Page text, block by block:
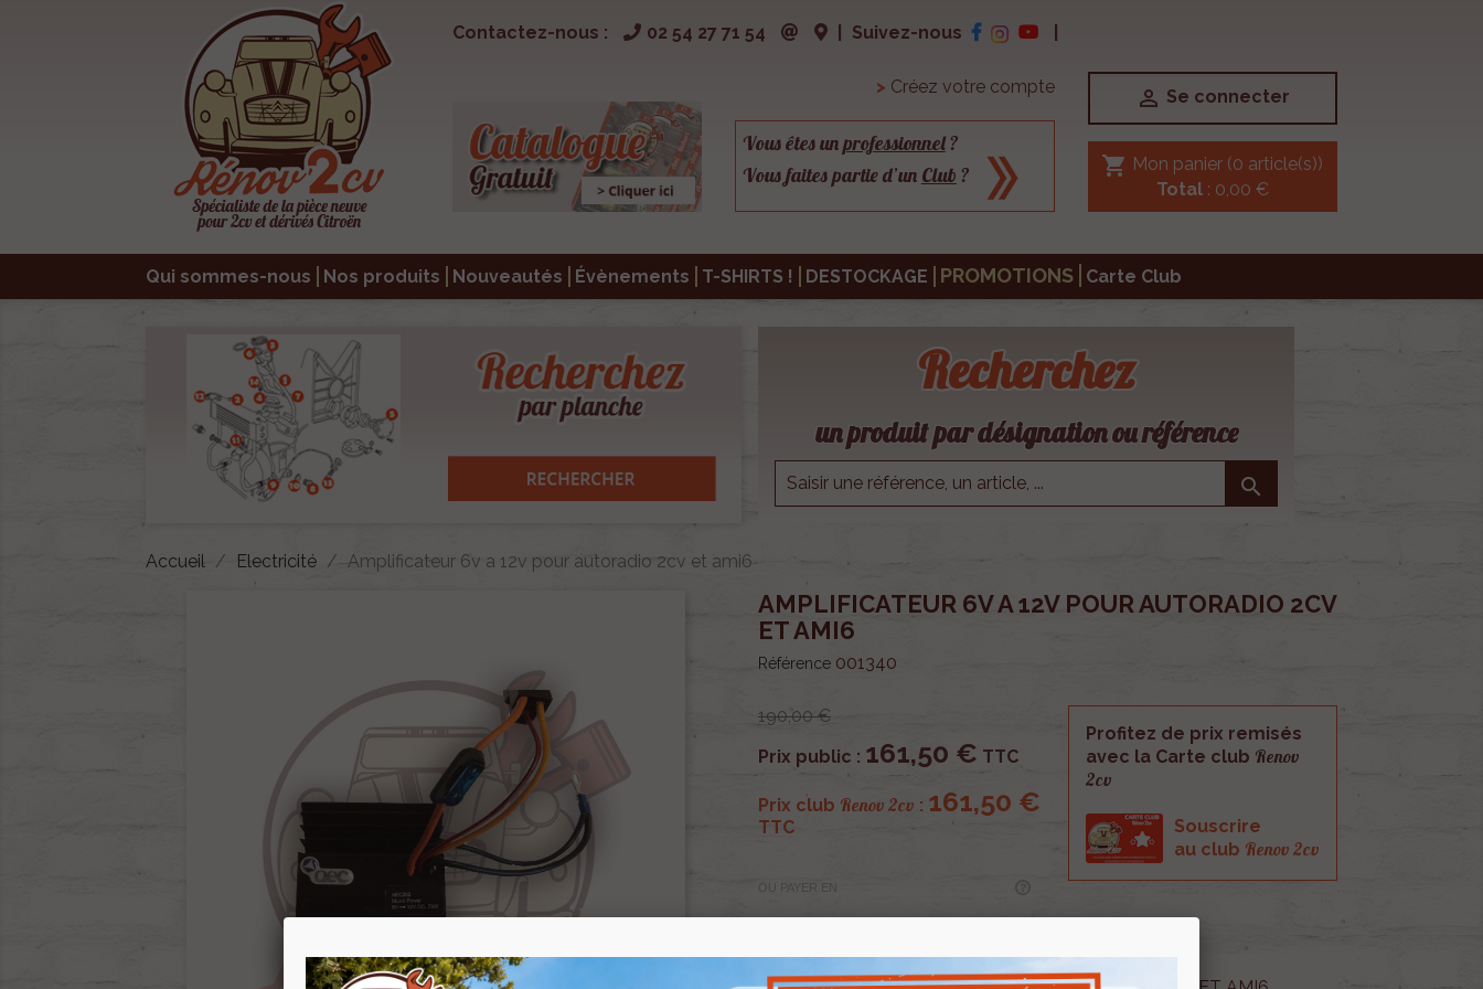
Contactez-nous : 02 54 27 71 54 Suivez-nous
> Créez votre compte
Vous êtes unprofessionnel?
Vous faites partie d’un Club ?
 Se connecter
shopping_cart Mon panier (0 article(s))
Total: 0,00 €
Qui sommes-nous Nos produits Nouveautés Évènements T-SHIRTS ! DESTOCKAGE PROMOTIONS Carte Club
Recherchez
un produit par désignation ou référence

Accueil Electricité Amplificateur 6v a 12v pour autoradio 2cv et ami6
AMPLIFICATEUR 6V A 12V POUR AUTORADIO 2CV
ET AMI6
Référence 001340
190,00 €
Prix public : 161,50 € TTC
Prix club Renov 2cv : 161,50 €
TTC
OU PAYER EN
Profitez de prix remisés
avec la Carte club Renov
2cv
Souscrire
au club Renov 2cv